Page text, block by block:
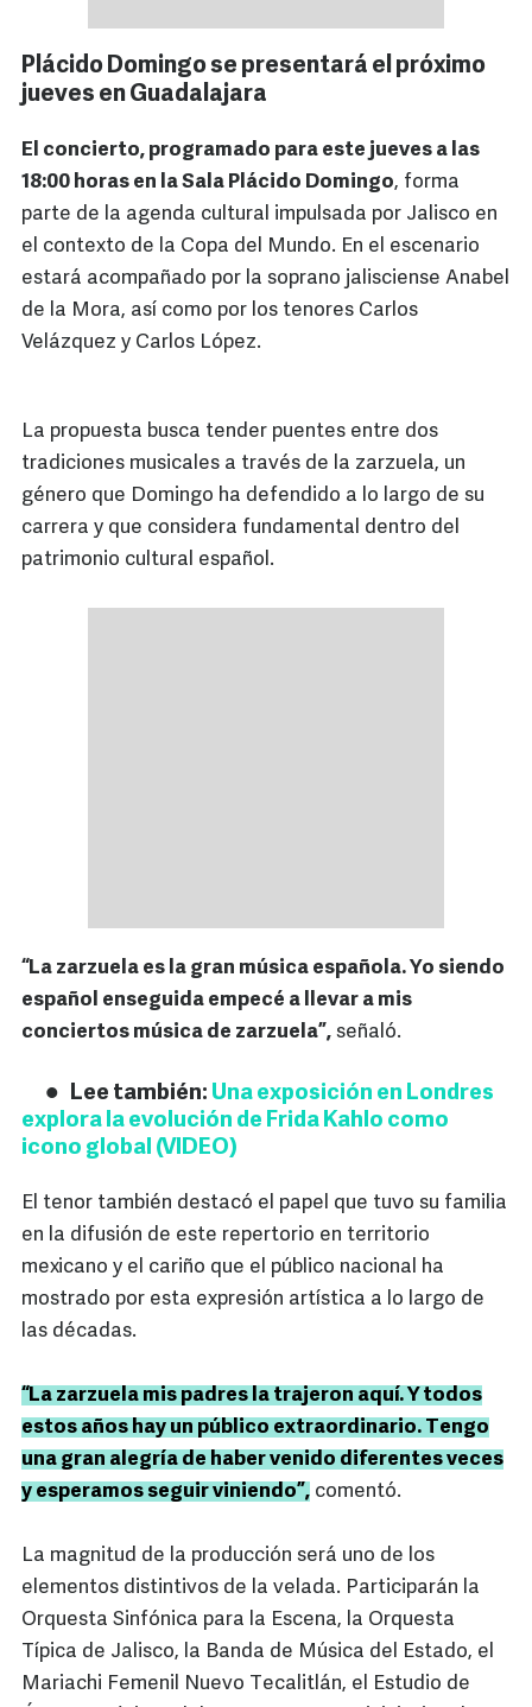
Plácido Domingo se presentará el próximo
jueves en Guadalajara
El concierto, programado para este jueves a las
18:00 horas en la Sala Plácido Domingo, forma
parte de la agenda cultural impulsada por Jalisco en
el contexto de la Copa del Mundo. En el escenario
estará acompañado por la soprano jalisciense Anabel
de la Mora, así como por los tenores Carlos
Velázquez y Carlos López.
La propuesta busca tender puentes entre dos
tradiciones musicales a través de la zarzuela, un
género que Domingo ha defendido a lo largo de su
carrera y que considera fundamental dentro del
patrimonio cultural español.
“La zarzuela es la gran música española. Yo siendo
español enseguida empecé a llevar a mis
conciertos música de zarzuela”, señaló.
Lee también: Una exposición en Londres
explora la evolución de Frida Kahlo como
icono global (VIDEO)
El tenor también destacó el papel que tuvo su familia
en la difusión de este repertorio en territorio
mexicano y el cariño que el público nacional ha
mostrado por esta expresión artística a lo largo de
las décadas.
“La zarzuela mis padres la trajeron aquí. Y todos
estos años hay un público extraordinario. Tengo
una gran alegría de haber venido diferentes veces
y esperamos seguir viniendo”, comentó.
La magnitud de la producción será uno de los
elementos distintivos de la velada. Participarán la
Orquesta Sinfónica para la Escena, la Orquesta
Típica de Jalisco, la Banda de Música del Estado, el
Mariachi Femenil Nuevo Tecalitlán, el Estudio de